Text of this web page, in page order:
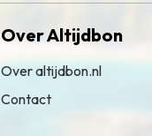
Over Altijdbon
Over altijdbon.nl
Contact